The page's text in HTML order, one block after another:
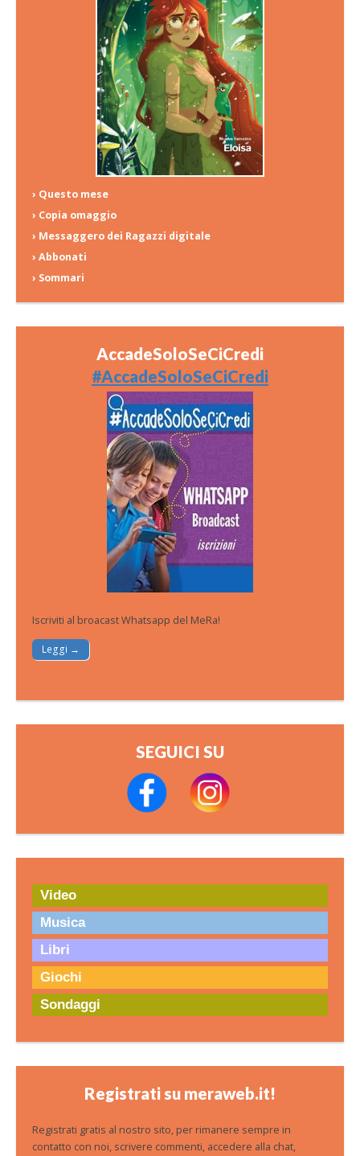
› Questo mese
› Copia omaggio
› Messaggero dei Ragazzi digitale
› Abbonati
› Sommari
AccadeSoloSeCiCredi
#AccadeSoloSeCiCredi
Iscriviti al broacast Whatsapp del MeRa!
Leggi →
SEGUICI SU
Video
Musica
Libri
Giochi
Sondaggi
Registrati su meraweb.it!
Registrati gratis al nostro sito, per rimanere sempre in
contatto con noi, scrivere commenti, accedere alla chat,